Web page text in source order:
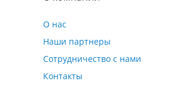
О нас
Наши партнеры
Сотрудничество с нами
Контакты